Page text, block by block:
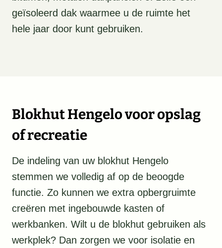
geïsoleerd dak waarmee u de ruimte het
hele jaar door kunt gebruiken.
Blokhut Hengelo voor opslag
of recreatie
De indeling van uw blokhut Hengelo
stemmen we volledig af op de beoogde
functie. Zo kunnen we extra opbergruimte
creëren met ingebouwde kasten of
werkbanken. Wilt u de blokhut gebruiken als
werkplek? Dan zorgen we voor isolatie en